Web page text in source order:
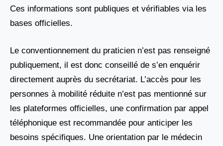
Ces informations sont publiques et vérifiables via les
bases officielles.
Le conventionnement du praticien n’est pas renseigné
publiquement, il est donc conseillé de s’en enquérir
directement auprès du secrétariat. L’accès pour les
personnes à mobilité réduite n’est pas mentionné sur
les plateformes officielles, une confirmation par appel
téléphonique est recommandée pour anticiper les
besoins spécifiques. Une orientation par le médecin